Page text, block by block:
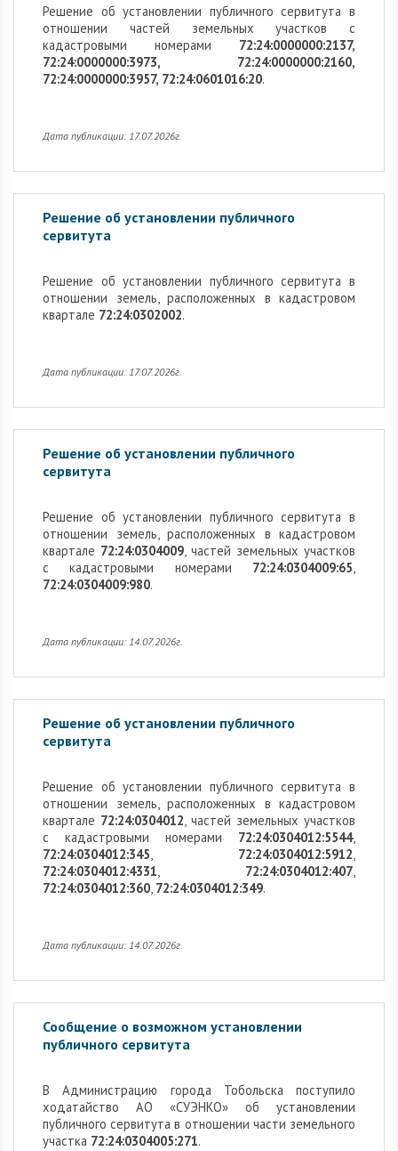
Решение об установлении публичного сервитута в
отношении частей земельных участков с
кадастровыми номерами 72:24:0000000:2137,
72:24:0000000:3973, 72:24:0000000:2160,
72:24:0000000:3957, 72:24:0601016:20.
Дата публикации: 17.07.2026г.
Решение об установлении публичного
сервитута
Решение об установлении публичного сервитута в
отношении земель, расположенных в кадастровом
квартале 72:24:0302002.
Дата публикации: 17.07.2026г.
Решение об установлении публичного
сервитута
Решение об установлении публичного сервитута в
отношении земель, расположенных в кадастровом
квартале 72:24:0304009, частей земельных участков
с кадастровыми номерами 72:24:0304009:65,
72:24:0304009:980.
Дата публикации: 14.07.2026г.
Решение об установлении публичного
сервитута
Решение об установлении публичного сервитута в
отношении земель, расположенных в кадастровом
квартале 72:24:0304012, частей земельных участков
с кадастровыми номерами 72:24:0304012:5544,
72:24:0304012:345, 72:24:0304012:5912,
72:24:0304012:4331, 72:24:0304012:407,
72:24:0304012:360, 72:24:0304012:349.
Дата публикации: 14.07.2026г.
Сообщение о возможном установлении
публичного сервитута
В Администрацию города Тобольска поступило
ходатайство АО «СУЭНКО» об установлении
публичного сервитута в отношении части земельного
участка 72:24:0304005:271.